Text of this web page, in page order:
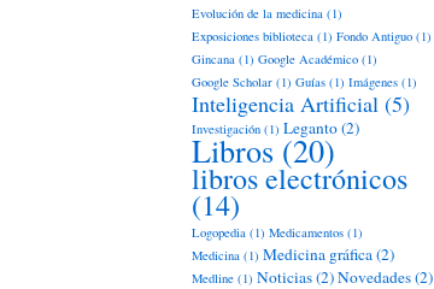
Evolución de la medicina (1)
Exposiciones biblioteca (1) Fondo Antiguo (1)
Gincana (1) Google Académico (1)
Google Scholar (1) Guías (1) Imágenes (1)
Inteligencia Artificial (5)
Investigación (1) Leganto(2)
Libros(20)
libros electrónicos
(14)
Logopedia (1) Medicamentos (1)
Medicina (1) Medicina gráfica(2)
Medline (1) Noticias(2)Novedades(2)